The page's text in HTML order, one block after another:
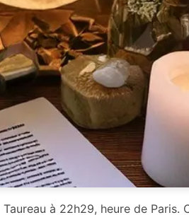
à 22h29, heure de Paris.